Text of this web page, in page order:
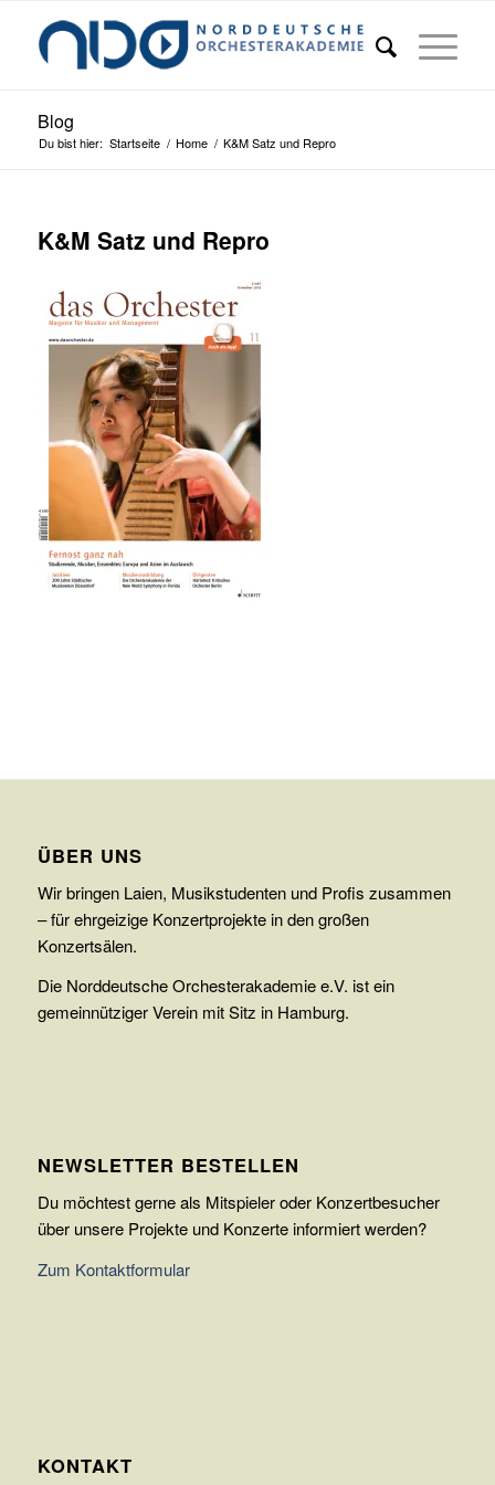
Blog
Du bist hier: Startseite / Home / K&M Satz und Repro
K&M Satz und Repro
ÜBER UNS
Wir bringen Laien, Musikstudenten und Profis zusammen
– für ehrgeizige Konzertprojekte in den großen
Konzertsälen.
Die Norddeutsche Orchesterakademie e.V. ist ein
gemeinnütziger Verein mit Sitz in Hamburg.
NEWSLETTER BESTELLEN
Du möchtest gerne als Mitspieler oder Konzertbesucher
über unsere Projekte und Konzerte informiert werden?
Zum Kontaktformular
KONTAKT